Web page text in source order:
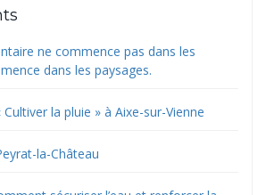
ne commence pas dans les
dans les paysages.
la pluie » à Aixe-sur-Vienne
la-Château